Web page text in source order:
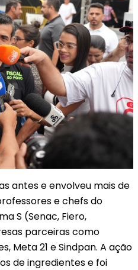
antes e envolveu mais de
e chefs do
S (Senac, Fiero,
parceiras como
Meta 21 e Sindpan. A ação
de ingredientes e foi